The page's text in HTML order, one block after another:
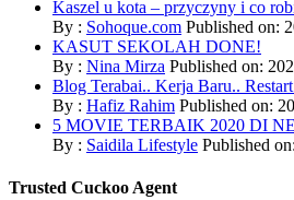
Kaszel u kota – przyczyny i co
By : Sohoque.com Published on:
KASUT SEKOLAH DONE!
By : Nina Mirza Published on:
Blog Terabai.. Kerja Baru..
By : Hafiz Rahim Published on:
5 MOVIE TERBAIK 2020 DI
By : Saidila Lifestyle Published
Trusted Cuckoo Agent